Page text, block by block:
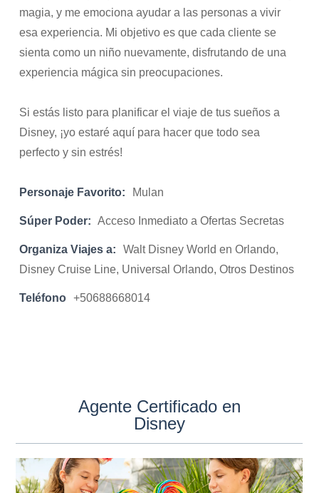
magia, y me emociona ayudar a las personas a vivir
esa experiencia. Mi objetivo es que cada cliente se
sienta como un niño nuevamente, disfrutando de una
experiencia mágica sin preocupaciones.
Si estás listo para planificar el viaje de tus sueños a
Disney, ¡yo estaré aquí para hacer que todo sea
perfecto y sin estrés!
Personaje Favorito: Mulan
Súper Poder: Acceso Inmediato a Ofertas Secretas
Organiza Viajes a:
Walt Disney World en Orlando,
Disney Cruise Line, Universal Orlando, Otros Destinos
Teléfono +50688668014